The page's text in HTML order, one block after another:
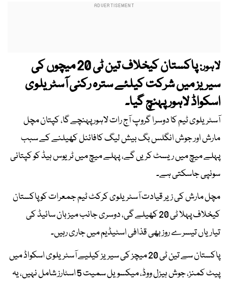
لاہور:
پاکستان کیخلاف تین ٹی 20 میچوں کی
سیریز میں شرکت کیلئے سترہ رکنی آسٹریلوی
اسکواڈ لاہور پہنچ گیا۔
آسٹریلوی ٹیم کا دوسرا گروپ آج رات لاہور پہنچے گا، کپتان مچل
مارش اور جوش انگلس بگ بیش لیگ کافائنل کھیلنے کے سبب
پہلے میچ میں ریسٹ کریں گے، پہلے میچ میں ٹریوس ہیڈ کو کپتانی
سونپی جاسکتی ہے۔
مچل مارش کی زیر قیادت آسٹریلوی کرکٹ ٹیم جمعرات کو پاکستان
کیخلاف پہلا ٹی 20 کھیلے گی، دوسری جانب میزبان سائیڈ کی
تیاریاں تیسرے روز بھی قذافی اسٹیڈیم میں جاری رہیں۔
پاکستان سے تین ٹی 20 میچز کی سیریز کیلیے آسٹریلوی اسکواڈ میں
پیٹ کمنز، جوش ہیزل ووڈ، میکسویل سمیت 5 اسٹارز شامل نہیں، یہ